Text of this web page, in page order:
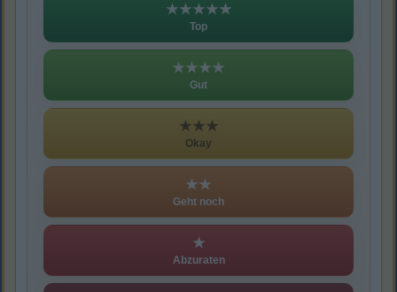
★★★★★
Top
★★★★
Gut
★★★
Okay
★★
Geht noch
★
Abzuraten